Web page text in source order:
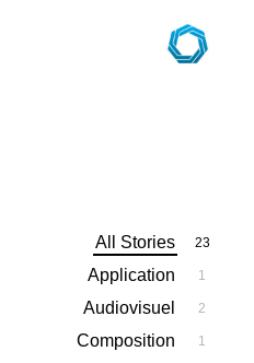
All Stories 23
Application 1
Audiovisuel 2
Composition 1